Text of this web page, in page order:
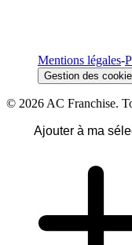
Mentions légales-
Gestion des
© 2026 AC Franchise.
Ajouter à ma